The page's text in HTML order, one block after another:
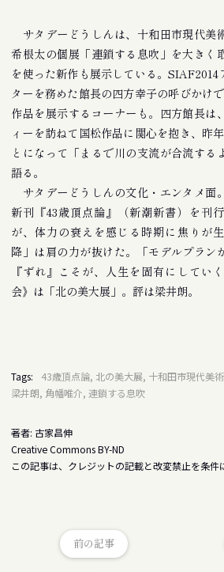
サタデーどうしんは、十和田市現代美
希根太の個展「連鎖する息吹」を大きく
を使った新作も展示している。
ターを務めた館長の四方幸子の呼びかけ
作品を展示するコーナーも。四方館長は
ィーを訪ねて国松作品に関心を抱き、昨
とになって「まるで川の支流が合流する
語る。
サタデーどうしんの文化・エンタメ面
新刊『43歳頂点論』（新潮新書）を刊
が、体力の衰えを感じる時期に焦りが
降」は肩の力が抜けた。「モデルプラン
『ずれ』こそが、人生を固有にしてい
会》は「北の美大展」。評は梁井朗。
Tags:
43歳頂点論, 北の美大展, 十和田市現代美
梁井朗, 角幡唯介, 連鎖する息吹
著者: 古家昌伸
Creative Commons BY-ND
この記事は、クレジットの記載と改変禁止を条件
前の記事